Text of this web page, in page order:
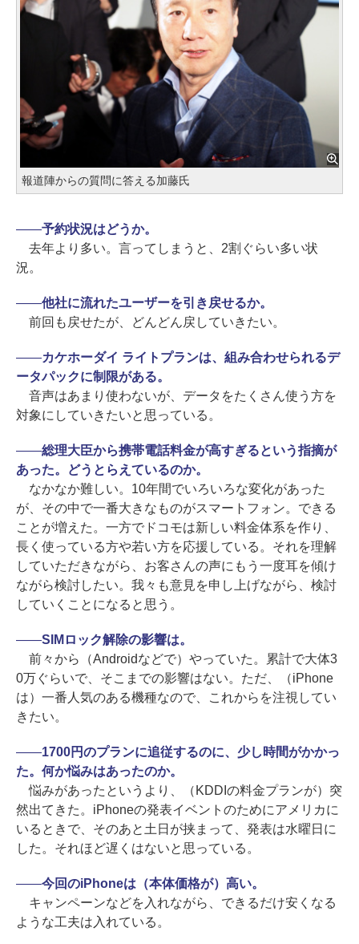
報道陣からの質問に答える加藤氏
――予約状況はどうか。
去年より多い。言ってしまうと、2割ぐらい多い状
況。
――他社に流れたユーザーを引き戻せるか。
前回も戻せたが、どんどん戻していきたい。
――カケホーダイ ライトプランは、組み合わせられるデ
ータパックに制限がある。
音声はあまり使わないが、データをたくさん使う方を
対象にしていきたいと思っている。
――総理大臣から携帯電話料金が高すぎるという指摘が
あった。どうとらえているのか。
なかなか難しい。10年間でいろいろな変化があった
が、その中で一番大きなものがスマートフォン。できる
ことが増えた。一方でドコモは新しい料金体系を作り、
長く使っている方や若い方を応援している。それを理解
していただきながら、お客さんの声にもう一度耳を傾け
ながら検討したい。我々も意見を申し上げながら、検討
していくことになると思う。
――SIMロック解除の影響は。
前々から（Androidなどで）やっていた。累計で大体3
0万ぐらいで、そこまでの影響はない。ただ、（iPhone
は）一番人気のある機種なので、これからを注視してい
きたい。
――1700円のプランに追従するのに、少し時間がかかっ
た。何か悩みはあったのか。
悩みがあったというより、（KDDIの料金プランが）突
然出てきた。iPhoneの発表イベントのためにアメリカに
いるときで、そのあと土日が挟まって、発表は水曜日に
した。それほど遅くはないと思っている。
――今回のiPhoneは（本体価格が）高い。
キャンペーンなどを入れながら、できるだけ安くなる
ような工夫は入れている。